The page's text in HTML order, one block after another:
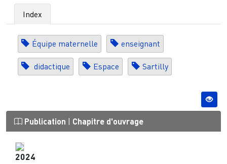
Index
Équipe maternelle enseignant
didactique Espace Sartilly
Publication Chapitre d'ouvrage
2024